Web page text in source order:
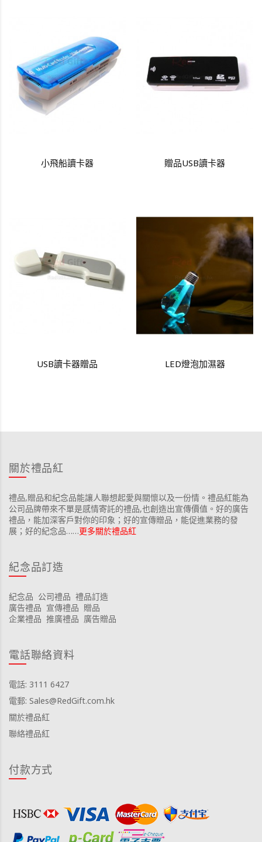
小飛船讀卡器 贈品USB讀卡器
USB讀卡器贈品 LED燈泡加濕器
關於禮品紅
禮品,贈品和紀念品能讓人聯想起愛與關懷以及一份情。禮品紅能為
公司品牌帶來不單是感情寄託的禮品,也創造出宣傳價值。好的廣告
禮品，能加深客戶對你的印象；好的宣傳贈品，能促進業務的發
展；好的紀念品……更多關於禮品紅
紀念品訂造
紀念品 公司禮品 禮品訂造
廣告禮品 宣傳禮品 贈品
企業禮品 推廣禮品 廣告贈品
電話聯絡資料
電話: 3111 6427
電郵: Sales@RedGift.com.hk
關於禮品紅
聯絡禮品紅
付款方式